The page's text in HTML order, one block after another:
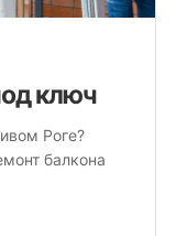
ключ
Роге?
балкона